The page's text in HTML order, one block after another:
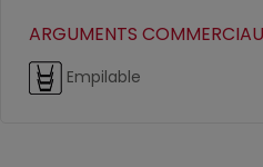
ARGUMENTS
Empilable